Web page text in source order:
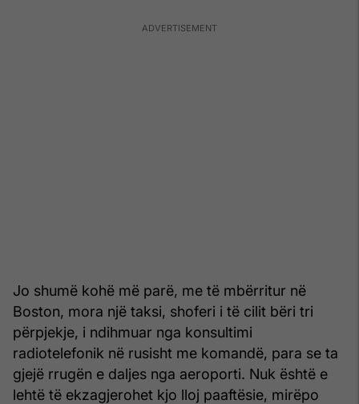
Jo shumë kohë më parë, me të mbërritur në
Boston, mora një taksi, shoferi i të cilit bëri tri
përpjekje, i ndihmuar nga konsul­timi
radiotelefonik në rusisht me komandë, para se ta
gjejë rrugën e daljes nga aeroporti. Nuk është e
lehtë të ekzagjerohet kjo lloj paaftësie, mirëpo